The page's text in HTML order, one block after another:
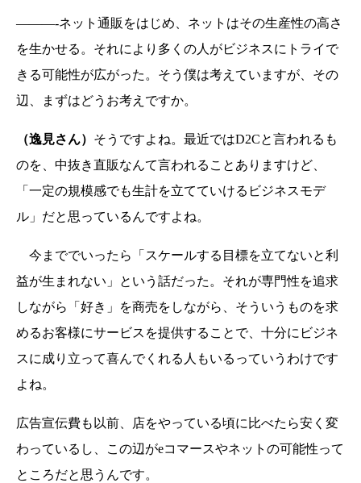
———-ネット通販をはじめ、ネットはその生産性の高さ
を生かせる。それにより多くの人がビジネスにトライで
きる可能性が広がった。そう僕は考えていますが、その
辺、まずはどうお考えですか。
（逸見さん） そうですよね。最近ではD2Cと言われるも
のを、中抜き直販なんて言われることありますけど、
「一定の規模感でも生計を立てていけるビジネスモデ
ル」だと思っているんですよね。
今まででいったら「スケールする目標を立てないと利
益が生まれない」という話だった。それが専門性を追求
しながら「好き」を商売をしながら、そういうものを求
めるお客様にサービスを提供することで、十分にビジネ
スに成り立って喜んでくれる人もいるっていうわけです
よね。
広告宣伝費も以前、店をやっている頃に比べたら安く変
わっているし、この辺がeコマースやネットの可能性って
ところだと思うんです。